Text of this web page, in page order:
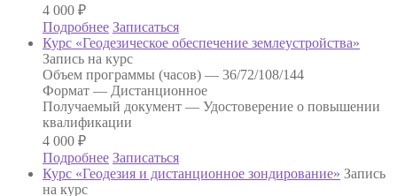
4 000 ₽
Подробнее Записаться
Курс «Геодезическое обеспечение землеустройства»
Запись на курс
Объем программы (часов) — 36/72/108/144
Формат — Дистанционное
Получаемый документ — Удостоверение о повышении
квалификации
4 000 ₽
Подробнее Записаться
Курс «Геодезия и дистанционное зондирование» Запись
на курс